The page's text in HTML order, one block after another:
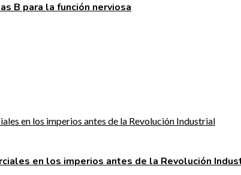
B para la función nerviosa
en los imperios antes de la Revolución